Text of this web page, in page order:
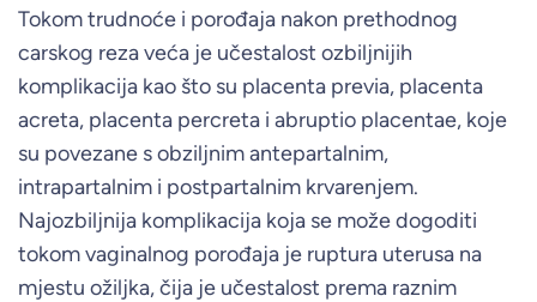
Tokom trudnoće i porođaja nakon prethodnog
carskog reza veća je učestalost ozbiljnijih
komplikacija kao što su placenta previa, placenta
acreta, placenta percreta i abruptio placentae, koje
su povezane s obziljnim antepartalnim,
intrapartalnim i postpartalnim krvarenjem.
Najozbiljnija komplikacija koja se može dogoditi
tokom vaginalnog porođaja je ruptura uterusa na
mjestu ožiljka, čija je učestalost prema raznim